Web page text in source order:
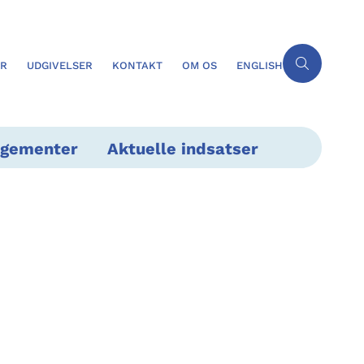
UDGIVELSER KONTAKT OM OS ENGLISH
Aktuelle indsatser